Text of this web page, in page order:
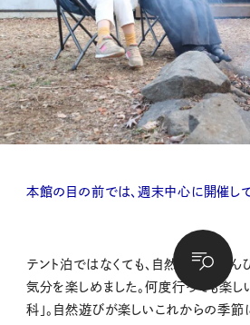
本館の目の前では、週末中心に開催して
テント泊ではなくても、自然の中でのん
気分を楽しめました。何度行っても楽し
科」。自然遊びが楽しいこれからの季節